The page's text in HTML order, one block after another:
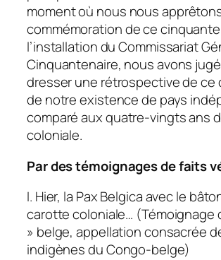
moment où nous nous
commémoration de ce
l’installation du Commissariat
Cinquantenaire, nous avons
dresser une rétrospective de ce
de notre existence de pays
comparé aux quatre-vingts ans
coloniale.
Par des témoignages de faits
I. Hier, la Pax Belgica avec le
carotte coloniale… (Témoignage
» belge, appellation consacrée
indigènes du Congo-belge)